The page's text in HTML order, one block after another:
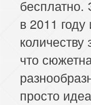
в 2011
что
просто